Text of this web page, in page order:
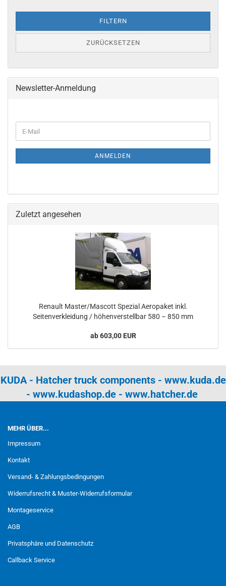
FILTERN
ZURÜCKSETZEN
Newsletter-Anmeldung
ANMELDEN
Zuletzt angesehen
Renault Master/Mascott Spezial Aeropaket inkl.
Seitenverkleidung / höhenverstellbar 580 – 850 mm
ab 603,00 EUR
KUDA - Hatcher truck components - www.kuda.de
- www.kudashop.de- www.hatcher.de
MEHR ÜBER...
Impressum
Kontakt
Versand- & Zahlungsbedingungen
Widerrufsrecht & Muster-Widerrufsformular
Montageservice
AGB
Privatsphäre und Datenschutz
Callback Service